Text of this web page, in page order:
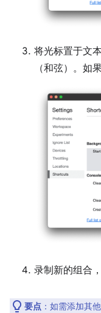
将光标置于文
（和弦）。如
录制新的组合
要点 ：如需添加其